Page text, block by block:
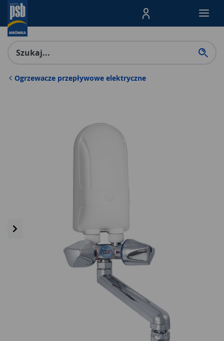
Menu Produktów,
Ogrzewacze przepływowe elektryczne